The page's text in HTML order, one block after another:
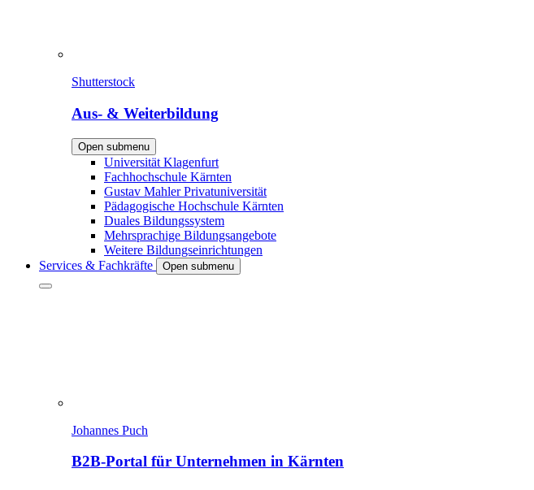
Shutterstock
Aus- & Weiterbildung
Open submenu
Universität Klagenfurt
Fachhochschule Kärnten
Gustav Mahler Privatuniversität
Pädagogische Hochschule Kärnten
Duales Bildungssystem
Mehrsprachige Bildungsangebote
Weitere Bildungseinrichtungen
Services & Fachkräfte
Open submenu
Johannes Puch
B2B-Portal für Unternehmen in Kärnten